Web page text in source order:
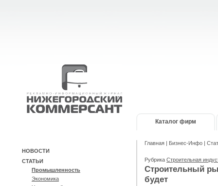
Каталог фирм
НОВОСТИ
СТАТЬИ
Промышленность
Экономика
Главная | Бизнес-Инфо |
Рубрика Строительная
Строительный
будет